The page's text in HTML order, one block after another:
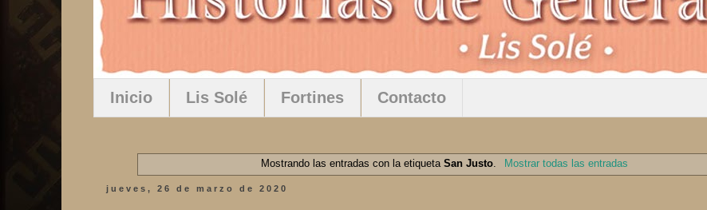
Inicio Lis Solé Fortines Contacto
Mostrando las entradas con la etiquetaSan Justo Mostrar todas las entradas
jueves, 26 de marzo de 2020